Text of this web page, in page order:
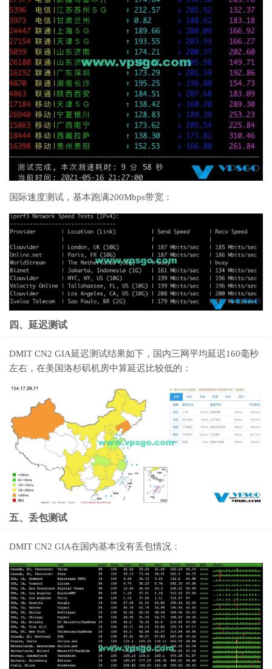
国际速度测试，基本跑满200Mbps带宽：
四、延迟测试
DMIT CN2 GIA延迟测试结果如下，国内三网平均延迟160毫秒
左右，在美国洛杉矶机房中算延迟比较低的：
五、丢包测试
DMIT CN2 GIA在国内基本没有丢包情况：